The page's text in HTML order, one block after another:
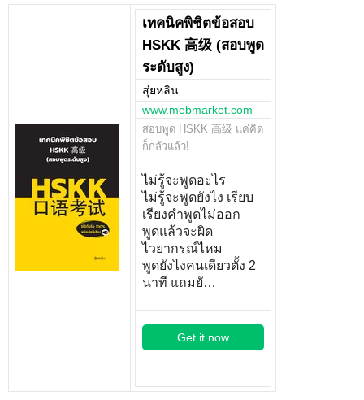
เทคนิคพิชิตข้อสอบ
HSKK 高级 (สอบพูด
ระดับสูง)
สุ่ยหลิน
www.mebmarket.com
สอบพูด HSKK 高级 แค่คิด
ก็กลัวแล้ว!
ไม่รู้จะพูดอะไร
ไม่รู้จะพูดยังไง เรียบ
เรียงคำพูดไม่ออก
พูดแล้วจะผิด
ไวยากรณ์ไหม
พูดยังไงคนเดียวตั้ง 2
นาที แถมยั…
Get it now